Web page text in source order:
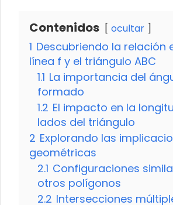
Contenidos ocultar
1 Descubriendo la relación
línea f y el triángulo ABC
1.1 La importancia del
formado
1.2 El impacto en la
lados del triángulo
2 Explorando las
geométricas
2.1 Configuraciones
otros polígonos
2.2 Intersecciones